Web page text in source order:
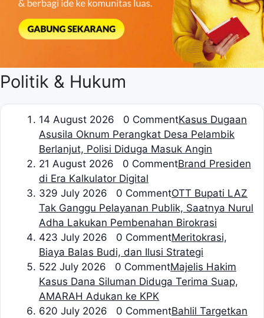
Politik & Hukum
14 August 2026 0 CommentKasus Dugaan
Asusila Oknum Perangkat Desa Pelambik
Berlanjut, Polisi Diduga Masuk Angin
21 August 2026 0 CommentBrand Presiden
di Era Kalkulator Digital
329 July 2026 0 CommentOTT Bupati LAZ
Tak Ganggu Pelayanan Publik, Saatnya Nurul
Adha Lakukan Pembenahan Birokrasi
423 July 2026 0 CommentMeritokrasi,
Biaya Balas Budi, dan Ilusi Strategi
522 July 2026 0 CommentMajelis Hakim
Kasus Dana Siluman Diduga Terima Suap,
AMARAH Adukan ke KPK
620 July 2026 0 CommentBahlil Targetkan